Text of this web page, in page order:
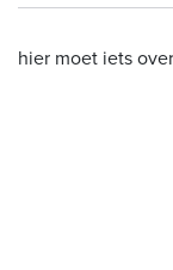
hier moet iets